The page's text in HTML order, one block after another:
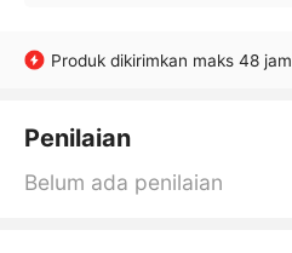
Produk dikirimkan maks 48 jam
Penilaian
Belum ada penilaian